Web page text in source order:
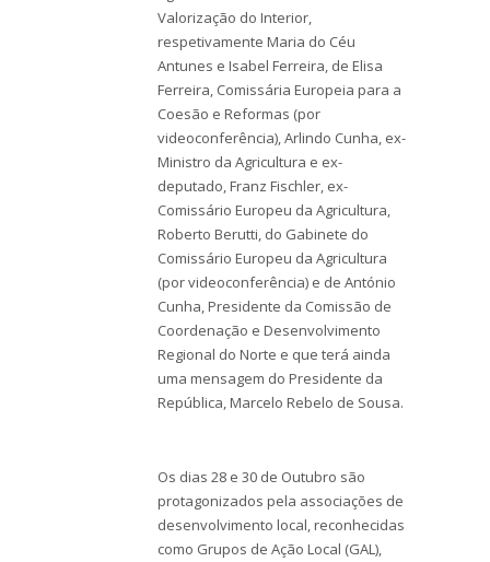
Valorização do Interior,
respetivamente Maria do Céu
Antunes e Isabel Ferreira, de Elisa
Ferreira, Comissária Europeia para a
Coesão e Reformas (por
videoconferência), Arlindo Cunha, ex-
Ministro da Agricultura e ex-
deputado, Franz Fischler, ex-
Comissário Europeu da Agricultura,
Roberto Berutti, do Gabinete do
Comissário Europeu da Agricultura
(por videoconferência) e de António
Cunha, Presidente da Comissão de
Coordenação e Desenvolvimento
Regional do Norte e que terá ainda
uma mensagem do Presidente da
República, Marcelo Rebelo de Sousa.
Os dias 28 e 30 de Outubro são
protagonizados pela associações de
desenvolvimento local, reconhecidas
como Grupos de Ação Local (GAL),